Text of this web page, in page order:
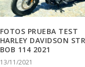
FOTOS PRUEBA TEST
HARLEY DAVIDSON
BOB 114 2021
13/11/2021